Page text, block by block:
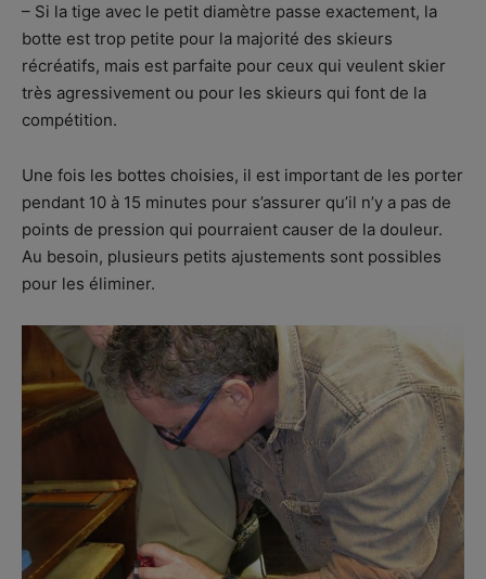
– Si la tige avec le petit diamètre passe exactement, la
botte est trop petite pour la majorité des skieurs
récréatifs, mais est parfaite pour ceux qui veulent skier
très agressivement ou pour les skieurs qui font de la
compétition.
Une fois les bottes choisies, il est important de les porter
pendant 10 à 15 minutes pour s’assurer qu’il n’y a pas de
points de pression qui pourraient causer de la douleur.
Au besoin, plusieurs petits ajustements sont possibles
pour les éliminer.